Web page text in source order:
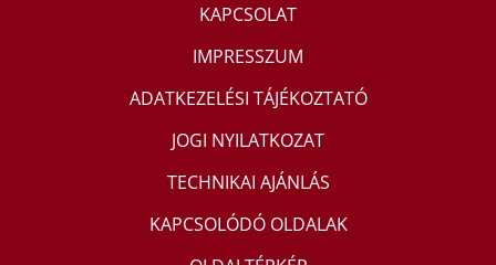
KAPCSOLAT
IMPRESSZUM
ADATKEZELÉSI TÁJÉKOZTATÓ
JOGI NYILATKOZAT
TECHNIKAI AJÁNLÁS
KAPCSOLÓDÓ OLDALAK